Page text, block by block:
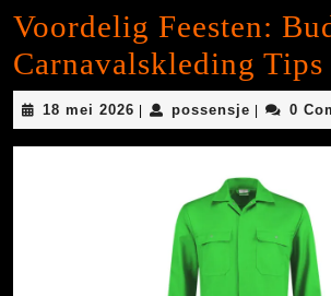
Voordelig Feesten:
Carnavalskleding Tips
18 mei 2026 18
mei
2026
possensje possensje
0